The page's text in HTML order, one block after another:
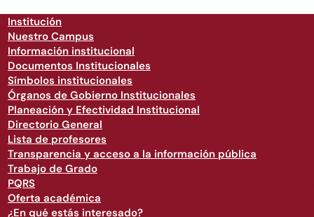
Institución
Nuestro Campus
Información institucional
Documentos Institucionales
Símbolos institucionales
Órganos de Gobierno Institucionales
Planeación y Efectividad Institucional
Directorio General
Lista de profesores
Transparencia y acceso a la información pública
Trabajo de Grado
PQRS
Oferta académica
¿En qué estás interesado?